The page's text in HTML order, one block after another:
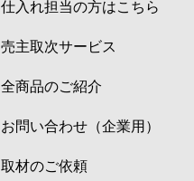
仕入れ担当の方はこちら
売主取次サービス
全商品のご紹介
お問い合わせ（企業用）
取材のご依頼